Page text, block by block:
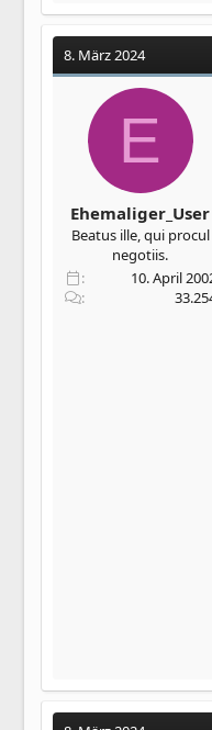
8. März 2024
E
Ehemaliger_User
Beatus ille, qui procul
negotiis.
10. April